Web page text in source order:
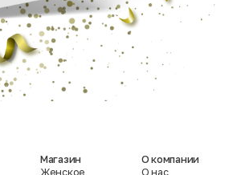
Магазин
Женское
О компании
О нас